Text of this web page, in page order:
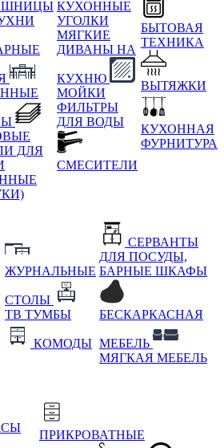
ДЛЯ
КУХОННЫЕ
УГОЛКИ
МЯГКИЕ
ДИВАНЫ НА
КУХНЮ
МОЙКИ
ФИЛЬТРЫ
ДЛЯ ВОДЫ
СМЕСИТЕЛИ
БЫТОВАЯ
ТЕХНИКА
ВЫТЯЖКИ
КУХОННАЯ
ФУРНИТУРА
ЖУРНАЛЬНЫЕ
СТОЛЫ
ТВ ТУМБЫ
КОМОДЫ
СЕРВАНТЫ
ДЛЯ ПОСУДЫ,
БАРНЫЕ ШКАФЫ
БЕСКАРКАСНАЯ
МЕБЕЛЬ
МЯГКАЯ МЕБЕЛЬ
ПРИКРОВАТНЫЕ